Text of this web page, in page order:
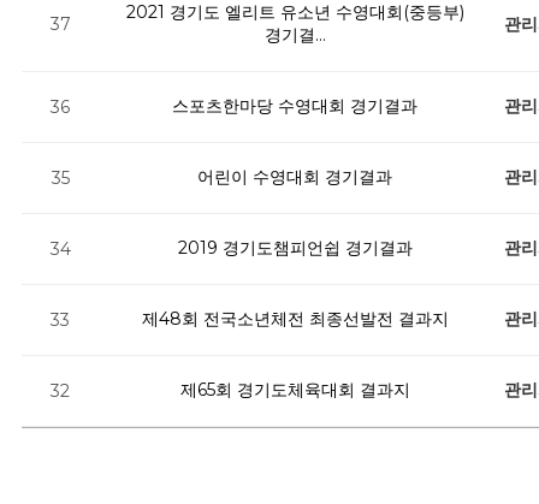
37
2021 경기도 엘리트 유소년 수영대회(중등부)
경기결…
관
36 스포츠한마당 수영대회 경기결과 관
35 어린이 수영대회 경기결과 관
34 2019 경기도챔피언쉽 경기결과 관
33 제48회 전국소년체전 최종선발전 결과지 관
32 제65회 경기도체육대회 결과지 관